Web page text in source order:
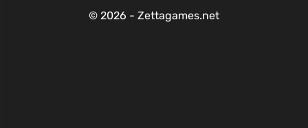
© 2026 - Zettagames.net